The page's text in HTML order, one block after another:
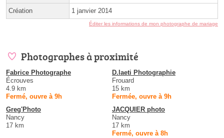
Création 1 janvier 2014
Éditer les informations de mon photographe de mariage
Photographes à proximité
Fabrice Photographe
Écrouves
4.9 km
Fermé, ouvre à 9h
D.laeti Photographie
Frouard
15 km
Fermée, ouvre à 9h
Greg'Photo
Nancy
17 km
JACQUIER photo
Nancy
17 km
Fermé, ouvre à 8h